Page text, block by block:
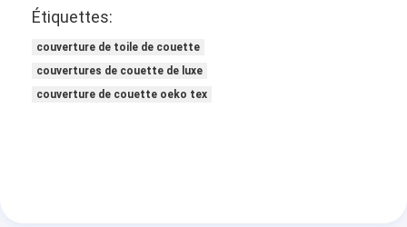
Étiquettes:
couverture de toile de couette
couvertures de couette de luxe
couverture de couette oeko tex